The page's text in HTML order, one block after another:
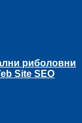
риболовни
Site SEO